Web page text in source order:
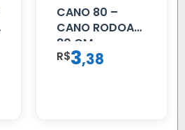
CANO 80 –
CANO RODOAR
80 CM
R$3,38